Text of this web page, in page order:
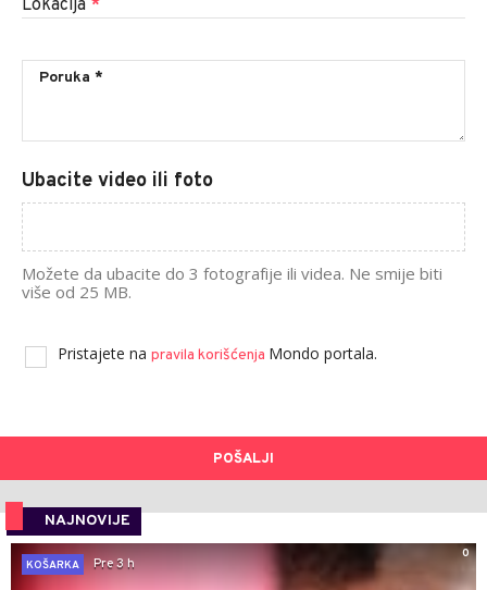
Lokacija *
Ubacite video ili foto
Možete da ubacite do 3 fotografije ili videa. Ne smije biti
više od 25 MB.
Pristajete na pravila korišćenja Mondo portala.
POŠALJI
NAJNOVIJE
0
KOŠARKA
Pre 3 h